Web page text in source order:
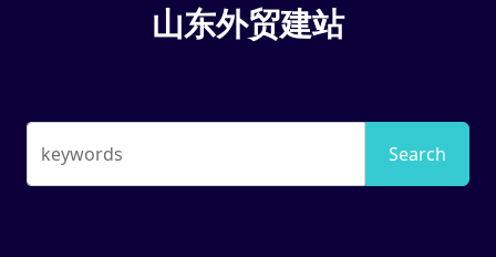
山东外贸建站
keywords Search